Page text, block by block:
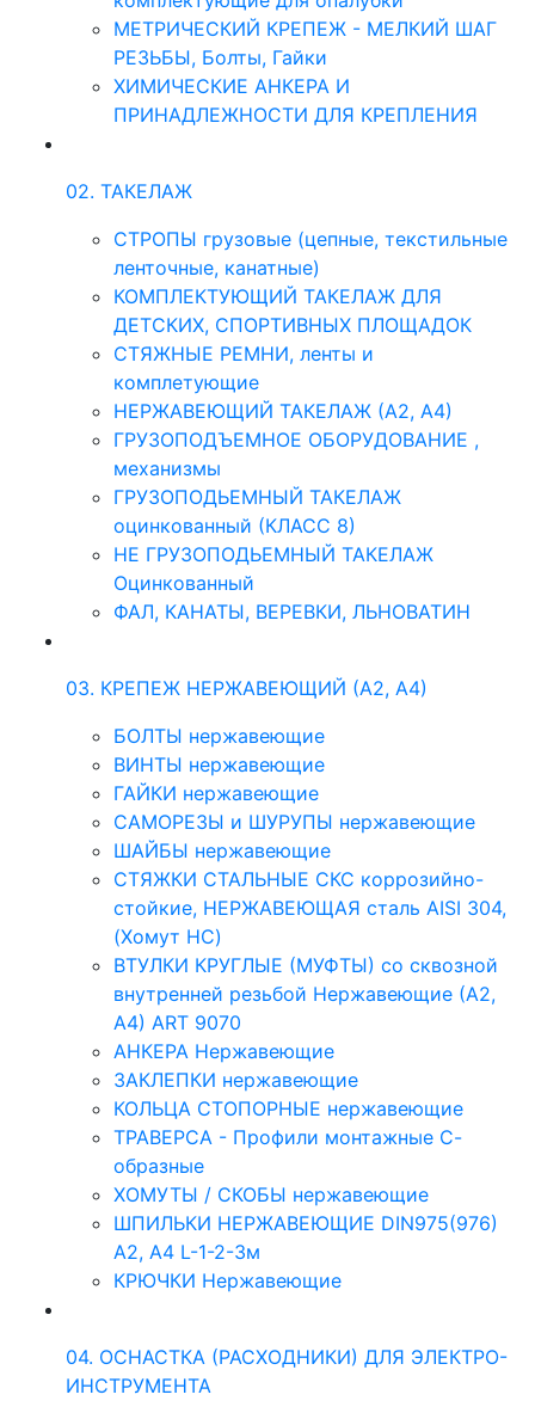
МЕТРИЧЕСКИЙ КРЕПЕЖ - МЕЛКИЙ ШАГ
РЕЗЬБЫ, Болты, Гайки
ХИМИЧЕСКИЕ АНКЕРА И
ПРИНАДЛЕЖНОСТИ ДЛЯ КРЕПЛЕНИЯ
02. ТАКЕЛАЖ
СТРОПЫ грузовые (цепные, текстильные
ленточные, канатные)
КОМПЛЕКТУЮЩИЙ ТАКЕЛАЖ ДЛЯ
ДЕТСКИХ, СПОРТИВНЫХ ПЛОЩАДОК
СТЯЖНЫЕ РЕМНИ, ленты и
комплетующие
НЕРЖАВЕЮЩИЙ ТАКЕЛАЖ (А2, А4)
ГРУЗОПОДЪЕМНОЕ ОБОРУДОВАНИЕ ,
механизмы
ГРУЗОПОДЬЕМНЫЙ ТАКЕЛАЖ
оцинкованный (КЛАСС 8)
НЕ ГРУЗОПОДЬЕМНЫЙ ТАКЕЛАЖ
Оцинкованный
ФАЛ, КАНАТЫ, ВЕРЕВКИ, ЛЬНОВАТИН
03. КРЕПЕЖ НЕРЖАВЕЮЩИЙ (А2, А4)
БОЛТЫ нержавеющие
ВИНТЫ нержавеющие
ГАЙКИ нержавеющие
САМОРЕЗЫ и ШУРУПЫ нержавеющие
ШАЙБЫ нержавеющие
СТЯЖКИ СТАЛЬНЫЕ СКС коррозийно-
стойкие, НЕРЖАВЕЮЩАЯ сталь AISI 304,
(Хомут НС)
ВТУЛКИ КРУГЛЫЕ (МУФТЫ) со сквозной
внутренней резьбой Нержавеющие (А2,
А4) ART 9070
АНКЕРА Нержавеющие
ЗАКЛЕПКИ нержавеющие
КОЛЬЦА СТОПОРНЫЕ нержавеющие
ТРАВЕРСА - Профили монтажные С-
образные
ХОМУТЫ / СКОБЫ нержавеющие
ШПИЛЬКИ НЕРЖАВЕЮЩИЕ DIN975(976)
A2, А4 L-1-2-3м
КРЮЧКИ Нержавеющие
04. ОСНАСТКА (РАСХОДНИКИ) ДЛЯ ЭЛЕКТРО-
ИНСТРУМЕНТА